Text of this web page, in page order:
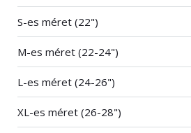
S-es méret (22")
M-es méret (22-24")
L-es méret (24-26")
XL-es méret (26-28")